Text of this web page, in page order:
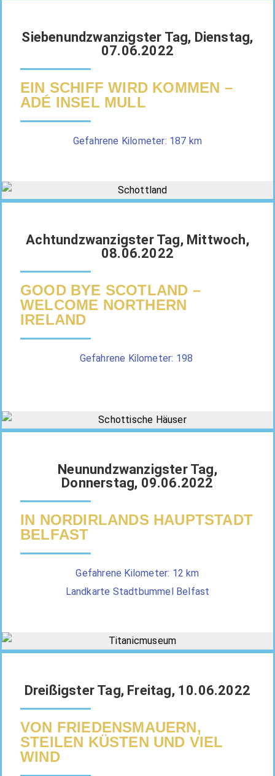
Siebenundzwanzigster Tag, Dienstag,
07.06.2022
EIN SCHIFF WIRD KOMMEN –
ADÉ INSEL MULL
Gefahrene Kilometer: 187 km
Achtundzwanzigster Tag, Mittwoch,
08.06.2022
GOOD BYE SCOTLAND –
WELCOME NORTHERN
IRELAND
Gefahrene Kilometer: 198
Neunundzwanzigster Tag,
Donnerstag, 09.06.2022
IN NORDIRLANDS HAUPTSTADT
BELFAST
Gefahrene Kilometer: 12 km
Landkarte Stadtbummel Belfast
Dreißigster Tag, Freitag, 10.06.2022
VON FRIEDENSMAUERN,
STEILEN KÜSTEN UND VIEL
WIND